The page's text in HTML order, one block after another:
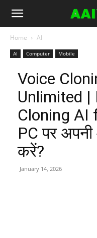
Home AI
AI Computer Mobile
Voice
Unlimited |
Cloning AI
PC पर
करें?
January 14, 2026